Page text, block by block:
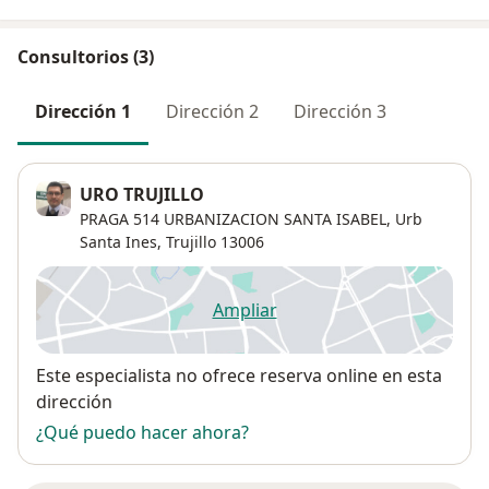
Consultorios (3)
Dirección 1 Dirección 2 Dirección 3
URO TRUJILLO
PRAGA 514 URBANIZACION SANTA ISABEL, Urb
Santa Ines, Trujillo 13006
Ampliarse abre en una nueva
Disponibilidad
Este especialista no ofrece reserva online en esta
dirección
¿Qué puedo hacer ahora?